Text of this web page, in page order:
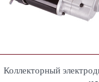
Коллекторный